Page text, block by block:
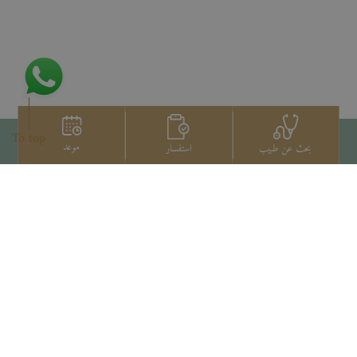
بحث عن طبيب استفسار موعد To top